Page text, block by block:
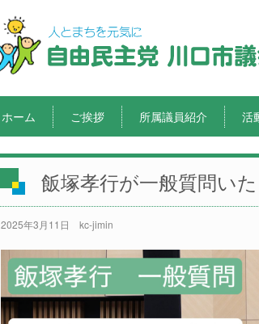
ホーム ご挨拶 所属議員紹介 活
飯塚孝行が一般質問い
2025年3月11日 kc-jimin